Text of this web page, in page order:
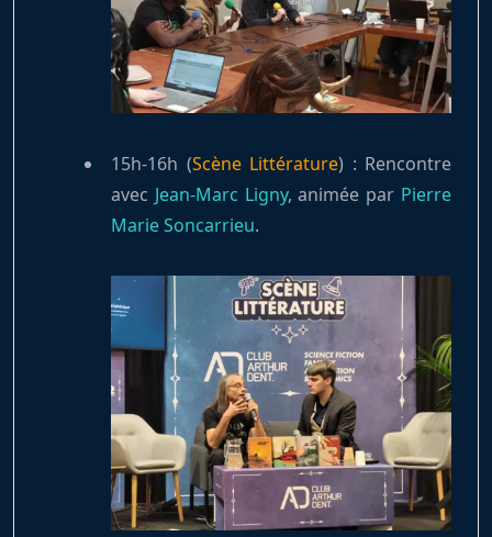
15h-16h (Scène Littérature) : Rencontre
avec Jean-Marc Ligny, animée par Pierre
Marie Soncarrieu.